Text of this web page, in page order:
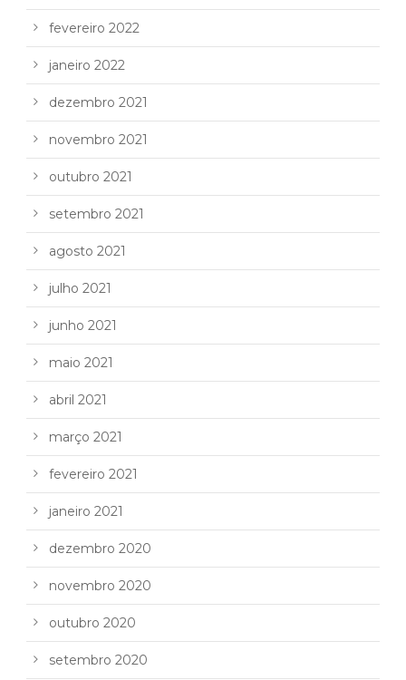
fevereiro 2022
janeiro 2022
dezembro 2021
novembro 2021
outubro 2021
setembro 2021
agosto 2021
julho 2021
junho 2021
maio 2021
abril 2021
março 2021
fevereiro 2021
janeiro 2021
dezembro 2020
novembro 2020
outubro 2020
setembro 2020